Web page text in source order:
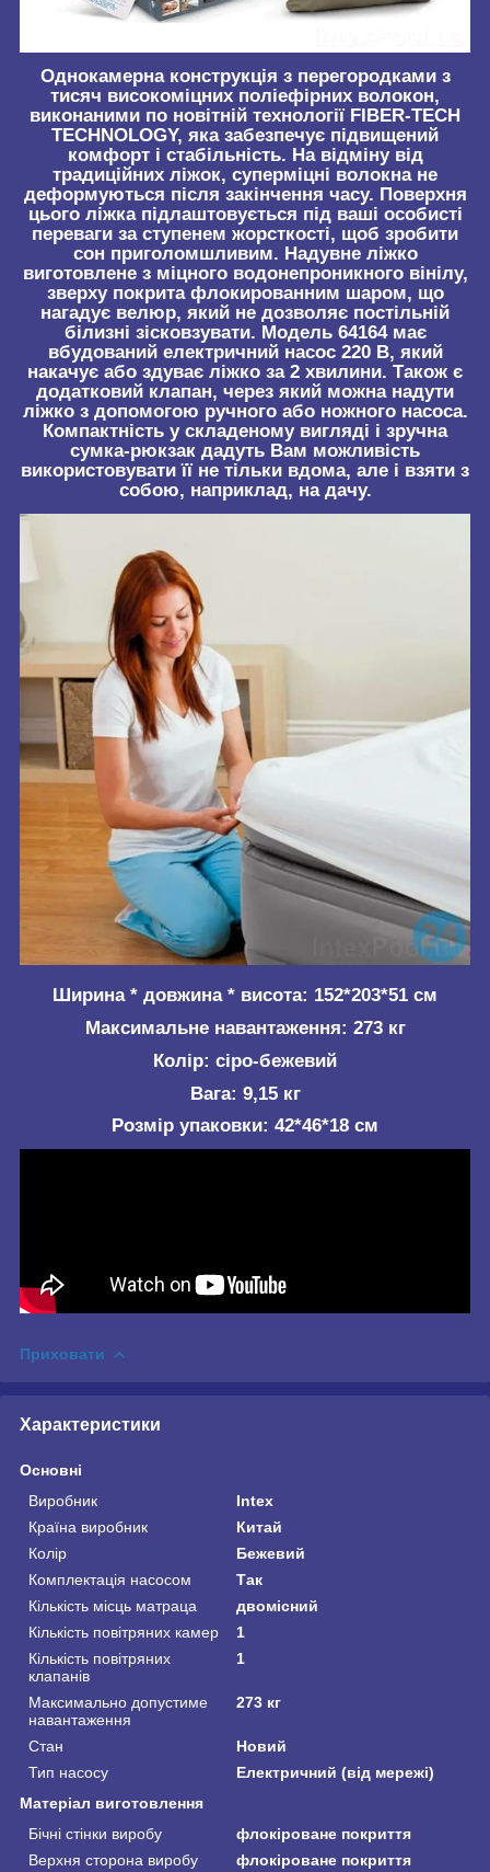
Однокамерна конструкція з перегородками з
тисяч високоміцних поліефірних волокон,
виконаними по новітній технології FIBER-TECH
TECHNOLOGY, яка забезпечує підвищений
комфорт і стабільність. На відміну від
традиційних ліжок, суперміцні волокна не
деформуються після закінчення часу. Поверхня
цього ліжка підлаштовується під ваші особисті
переваги за ступенем жорсткості, щоб зробити
сон приголомшливим. Надувне ліжко
виготовлене з міцного водонепроникного вінілу,
зверху покрита флокированним шаром, що
нагадує велюр, який не дозволяє постільній
білизні зісковзувати. Модель 64164 має
вбудований електричний насос 220 В, який
накачує або здуває ліжко за 2 хвилини. Також є
додатковий клапан, через який можна надути
ліжко з допомогою ручного або ножного насоса.
Компактність у складеному вигляді і зручна
сумка-рюкзак дадуть Вам можливість
використовувати її не тільки вдома, але і взяти з
собою, наприклад, на дачу.
Ширина * довжина * висота: 152*203*51 см
Максимальне навантаження: 273 кг
Колір: сіро-бежевий
Вага: 9,15 кг
Розмір упаковки: 42*46*18 см
Приховати
Характеристики
Основні
Виробник
Intex
Країна виробник
Китай
Колір
Бежевий
Комплектація насосом
Так
Кількість місць матраца
двомісний
Кількість повітряних камер
1
Кількість повітряних
клапанів
1
Максимально допустиме
навантаження
273 кг
Стан
Новий
Тип насосу
Електричний (від мережі)
Матеріал виготовлення
Бічні стінки виробу
флокіроване покриття
Верхня сторона виробу
флокіроване покриття